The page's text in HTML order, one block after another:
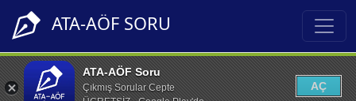
ATA-AÖF SORU
ATA-AÖF Soru
Çıkmış Sorular Cepte
AÇ